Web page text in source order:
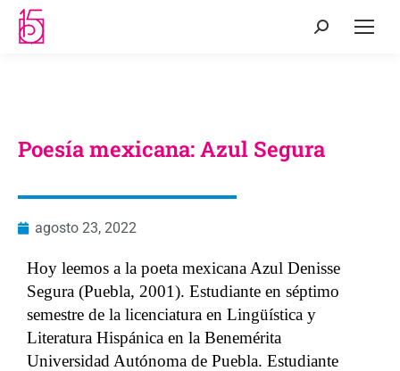
Poesía mexicana: Azul Segura
agosto 23, 2022
Hoy leemos a la poeta mexicana Azul Denisse
Segura (Puebla, 2001). Estudiante en séptimo
semestre de la licenciatura en Lingüística y
Literatura Hispánica en la Benemérita
Universidad Autónoma de Puebla. Estudiante